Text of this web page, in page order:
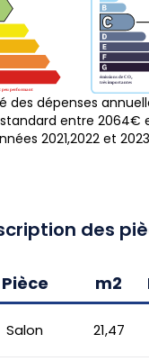
des dépenses
entre 2064€
2021,2022 et
des
Pièce m2
Salon 21,47